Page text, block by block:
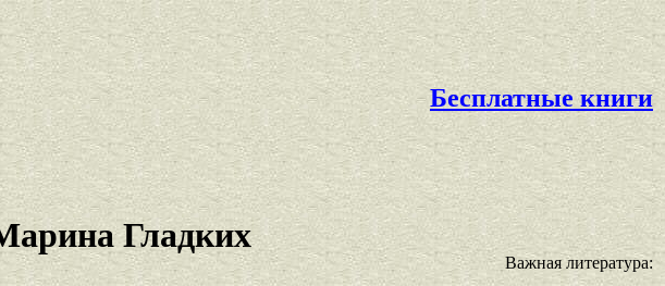
Бесплатные книги
Гладких
Важная литература: